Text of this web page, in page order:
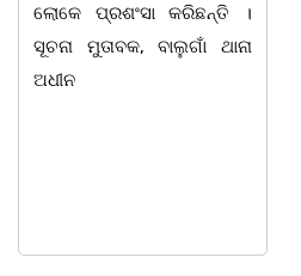
ହସ୍ପିଟାଲରେ ୮୭ ବର୍ଷ ବୟସରେ
ହୃଦଘାତରେ ପରଲୋକ ଘଟିଛି ।
ସେ ଜଣେ ଅତ୍ୟନ୍ତ